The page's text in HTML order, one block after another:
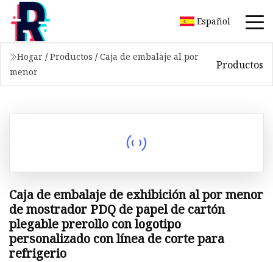
Español
Hogar / Productos / Caja de embalaje al por
menor
Productos
Caja de embalaje de exhibición al por menor
de mostrador PDQ de papel de cartón
plegable prerollo con logotipo
personalizado con línea de corte para
refrigerio